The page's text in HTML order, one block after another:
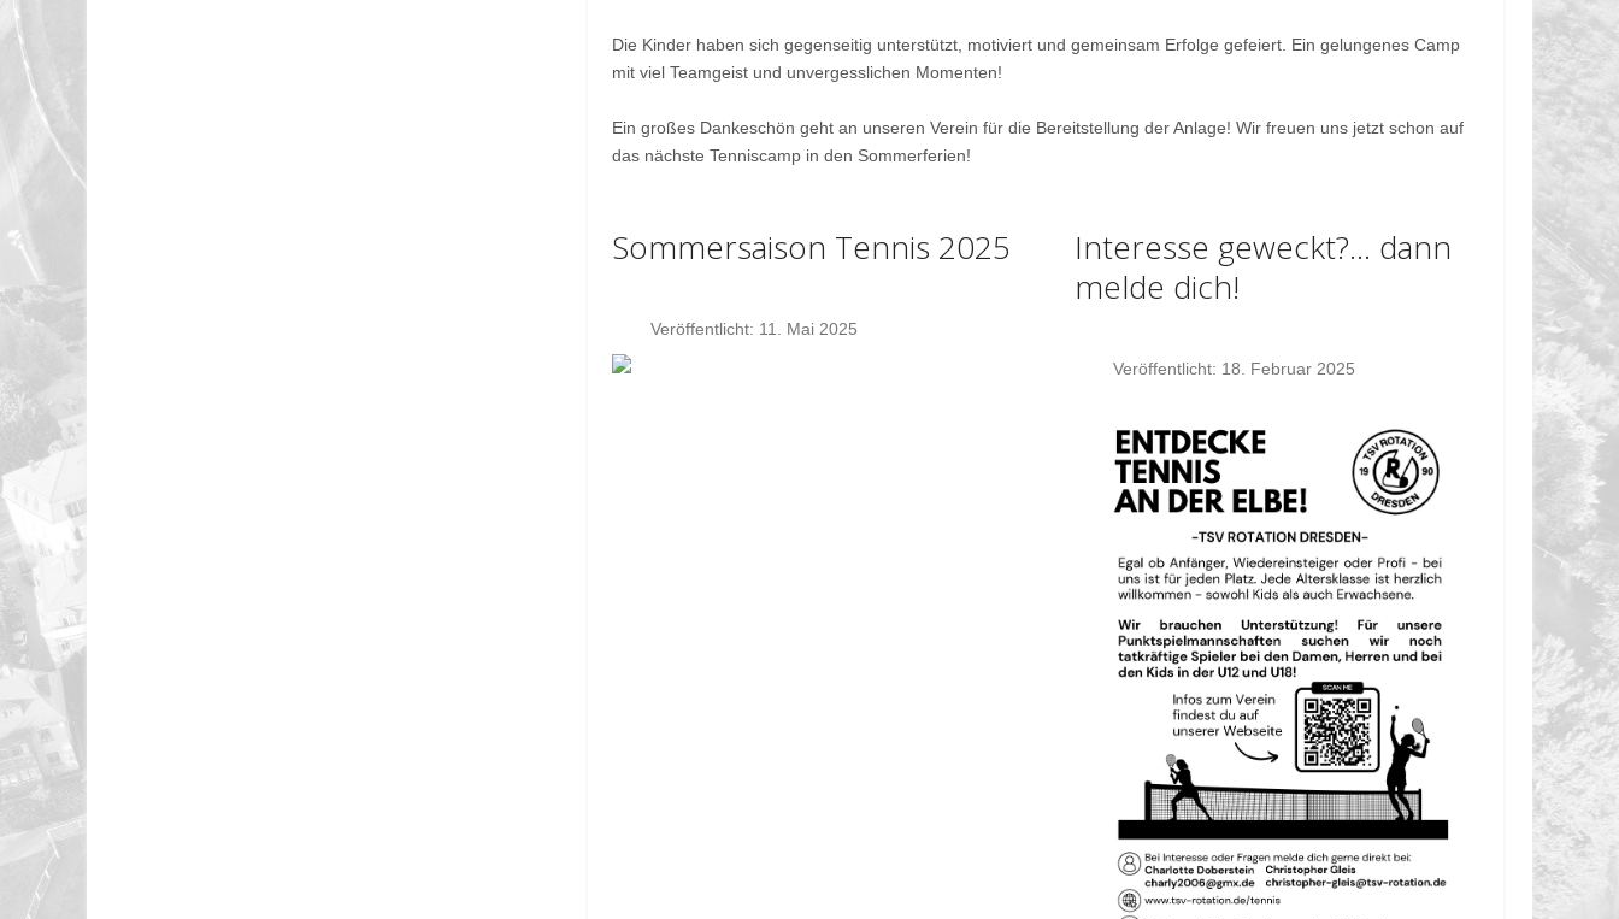
Die Kinder haben sich gegenseitig unterstützt, motiviert und gemeinsam Erfolge gefeiert. Ein gelungenes Camp
mit viel Teamgeist und unvergesslichen Momenten!
Ein großes Dankeschön geht an unseren Verein für die Bereitstellung der Anlage! Wir freuen uns jetzt schon auf
das nächste Tenniscamp in den Sommerferien!
Sommersaison Tennis 2025
Veröffentlicht: 11. Mai 2025
Interesse geweckt?... dann
melde dich!
Veröffentlicht: 18. Februar 2025